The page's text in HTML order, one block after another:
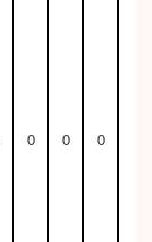
0 0 0